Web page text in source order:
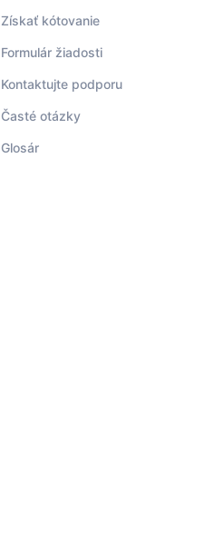
Získať kótovanie
Formulár žiadosti
Kontaktujte podporu
Časté otázky
Glosár